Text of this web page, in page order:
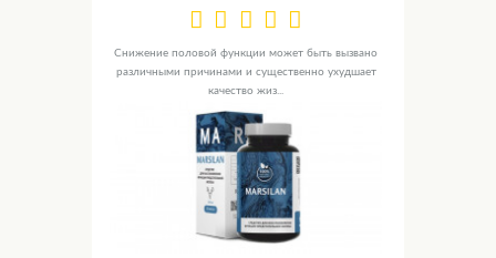
Снижение половой функции может быть вызвано
различными причинами и существенно ухудшает
качество жиз...